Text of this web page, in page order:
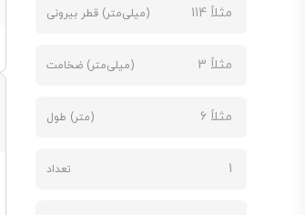
(میلی‌متر) قطر بیرونی
(میلی‌متر) ضخامت
(متر) طول
تعداد